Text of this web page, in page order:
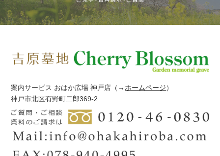
案内サービス おはか広場 神戸店 （→ ホームページ）
神戸市北区有野町二郎369-2